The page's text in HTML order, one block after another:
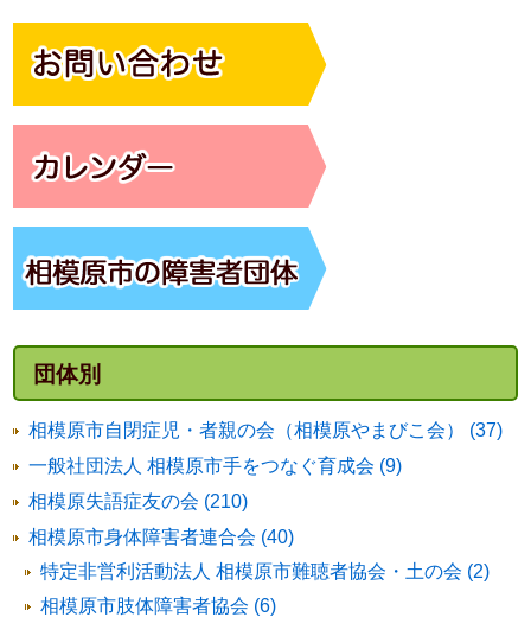
団体別
相模原市自閉症児・者親の会（相模原やまびこ会） (37)
一般社団法人 相模原市手をつなぐ育成会 (9)
相模原失語症友の会 (210)
相模原市身体障害者連合会 (40)
特定非営利活動法人 相模原市難聴者協会・土の会 (2)
相模原市肢体障害者協会 (6)